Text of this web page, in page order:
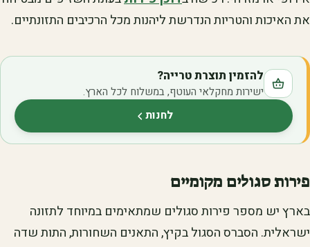
את האיכות והטריות הנדרשת ליהנות מכל הרכיבים התזונתיים.
להזמין תוצרת טרייה?
ישירות מחקלאי העוטף, במשלוח לכל הארץ.
לחנות(נפתח בלשונית חדשה)
פירות סגולים מקומיים
בארץ יש מספר פירות סגולים שמתאימים במיוחד לתזונה
ישראלית. הסברס הסגול בקיץ, התאנים השחורות, התות שדה